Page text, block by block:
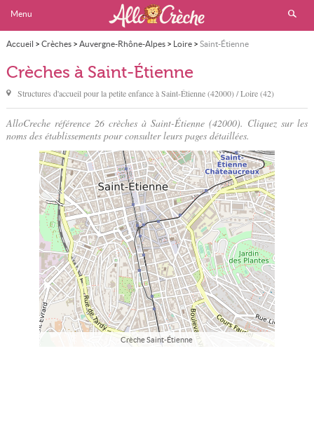
Menu
Accueil > Crèches> Auvergne-Rhône-Alpes> Loire> Saint-Étienne
Crèches à Saint-Étienne
Structures d'accueil pour la petite enfance àSaint-Étienne(42000) / Loire (42)
AlloCreche référence 26 crèches à Saint-Étienne (42000). Cliquez sur les
noms des établissements pour consulter leurs pages détaillées.
Crèche Saint-Étienne